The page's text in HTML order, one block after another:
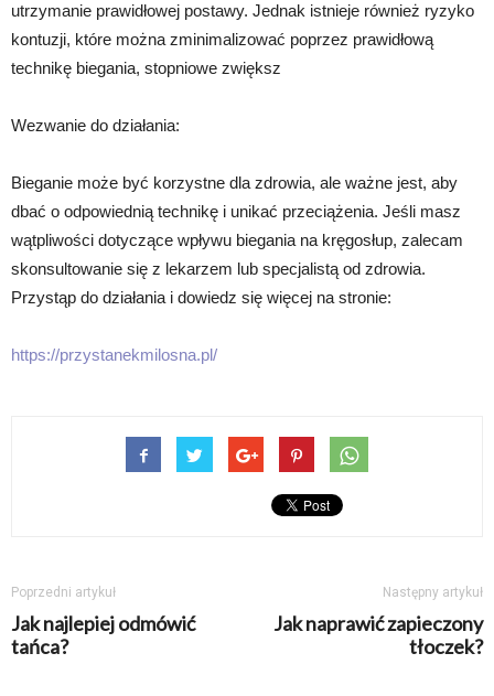
utrzymanie prawidłowej postawy. Jednak istnieje również ryzyko
kontuzji, które można zminimalizować poprzez prawidłową
technikę biegania, stopniowe zwiększ
Wezwanie do działania:
Bieganie może być korzystne dla zdrowia, ale ważne jest, aby
dbać o odpowiednią technikę i unikać przeciążenia. Jeśli masz
wątpliwości dotyczące wpływu biegania na kręgosłup, zalecam
skonsultowanie się z lekarzem lub specjalistą od zdrowia.
Przystąp do działania i dowiedz się więcej na stronie:
https://przystanekmilosna.pl/
Poprzedni artykuł
Jak najlepiej odmówić
tańca?
Następny artykuł
Jak naprawić zapieczony
tłoczek?